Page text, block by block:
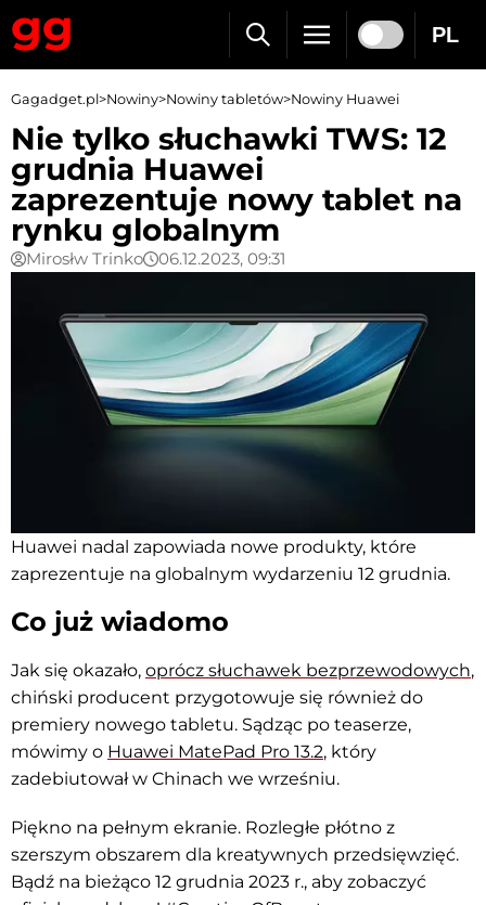
PL
Gagadget.pl>Nowiny>Nowiny tabletów>Nowiny Huawei
Nie tylko słuchawki TWS: 12
grudnia Huawei
zaprezentuje nowy tablet na
rynku globalnym
Mirosłw Trinko 06.12.2023, 09:31
Huawei nadal zapowiada nowe produkty, które
zaprezentuje na globalnym wydarzeniu 12 grudnia.
Co już wiadomo
Jak się okazało, oprócz słuchawek bezprzewodowych,
chiński producent przygotowuje się również do
premiery nowego tabletu. Sądząc po teaserze,
mówimy o Huawei MatePad Pro 13.2, który
zadebiutował w Chinach we wrześniu.
Piękno na pełnym ekranie. Rozległe płótno z
szerszym obszarem dla kreatywnych przedsięwzięć.
Bądź na bieżąco 12 grudnia 2023 r., aby zobaczyć